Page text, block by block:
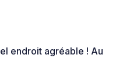
endroit agréable ! Au